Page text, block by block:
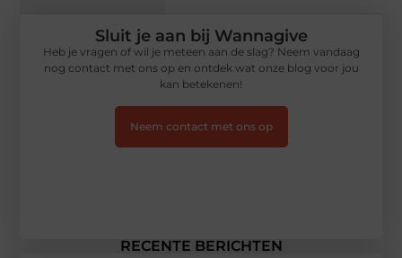
RECENTE BERICHTEN
Sluit je aan bij Wannagive
Heb je vragen of wil je meteen aan de slag? Neem vandaag
nog contact met ons op en ontdek wat onze blog voor jou
kan betekenen!
Neem contact met ons op